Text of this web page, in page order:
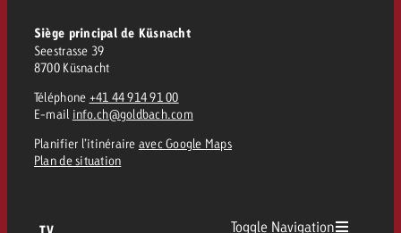
Siège principal de Küsnacht
Seestrasse 39
8700 Küsnacht
Téléphone +41 44 914 91 00
E-mail info.ch@goldbach.com
Planifier l’itinéraire avec Google Maps
Plan de situation
Toggle Navigation